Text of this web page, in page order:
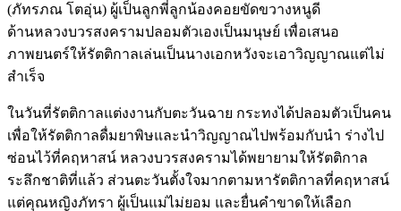
(ภัทรภณ โตอุ่น) ผู้เป็นลูกพี่ลูกน้องคอยขัดขวางหนูดี
ด้านหลวงบวรสงครามปลอมตัวเองเป็นมนุษย์ เพื่อเสนอ
ภาพยนตร์ให้รัตติกาลเล่นเป็นนางเอกหวังจะเอาวิญญาณแต่ไม่
สำเร็จ
ในวันที่รัตติกาลแต่งงานกับตะวันฉาย กระทงได้ปลอมตัวเป็นคน
เพื่อให้รัตติกาลดื่มยาพิษและนำวิญญาณไปพร้อมกับนำ ร่างไป
ซ่อนไว้ที่คฤหาสน์ หลวงบวรสงครามได้พยายามให้รัตติกาล
ระลึกชาติที่แล้ว ส่วนตะวันตั้งใจมากตามหารัตติกาลที่คฤหาสน์
แต่คุณหญิงภัทรา ผู้เป็นแม่ไม่ยอม และยื่นคำขาดให้เลือก